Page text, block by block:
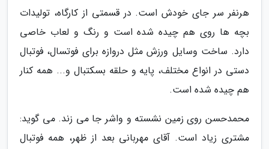
هرنفر سر جای خودش است. در قسمتی از کارگاه، تولیدات
بچه ها روی هم چیده شده است و رنگ و لعاب خاصی
دارد. ساخت وسایل ورزش مثل دروازه برای فوتسال، فوتبال
دستی در انواع مختلف، پایه و حلقه بسکتبال و... همه کنار
هم چیده شده است.
محمدحسن روی زمین نشسته و واشر جا می زند. می گوید:
مشتری زیاد است. آقای مهربانی بعد از ظهر، همه فوتبال